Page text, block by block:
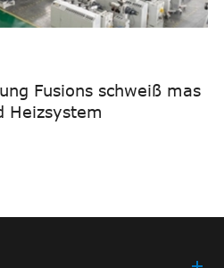
Fusions schweiß mas
Heizsystem